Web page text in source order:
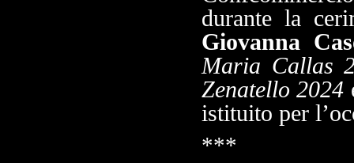
durante la
Giovanna
Maria Callas
Zenatello 2024
istituito per
***